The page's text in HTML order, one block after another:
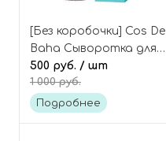
[Без коробочки] Cos De
Baha Сыворотка для
лица с центеллой
азиатской и алоэ
вера, CH Centella HA
500 руб. / шт
1 000 руб.
Подробнее